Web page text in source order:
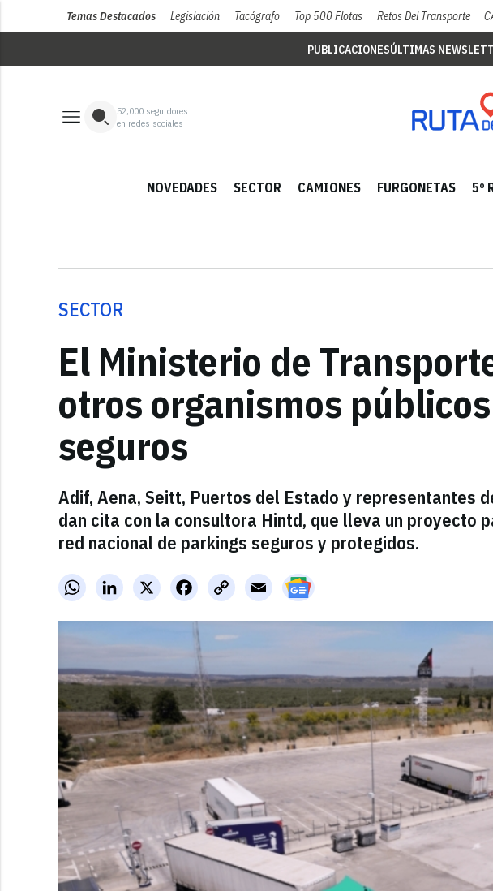
Temas Destacados Legislación Tacógrafo Top 500 Flotas Retos Del Transporte
PUBLICACIONESÚLTIMAS
52,000 seguidores
en redes sociales
NOVEDADES SECTOR CAMIONES FURGONETAS 5º
SECTOR
El Ministerio de
otros organismos
seguros
Adif, Aena, Seitt, Puertos del Estado y representantes
dan cita con la consultora Hintd, que lleva un proyecto
red nacional de parkings seguros y protegidos.
WhatsAppLinkedInX FacebookCopy
Link
Email